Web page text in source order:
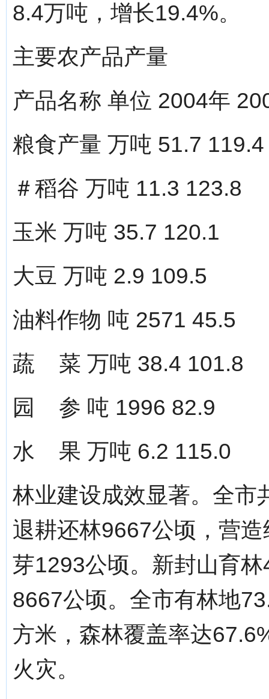
8.4万吨，增长19.4%。
主要农产品产量
产品名称 单位 2004年
粮食产量 万吨 51.7 119.4
＃稻谷 万吨 11.3 123.8
玉米 万吨 35.7 120.1
大豆 万吨 2.9 109.5
油料作物 吨 2571 45.5
蔬 菜 万吨 38.4 101.8
园 参 吨 1996 82.9
水 果 万吨 6.2 115.0
林业建设成效显著。全市
退耕还林9667公顷，营
芽1293公顷。新封山育
8667公顷。全市有林地
方米，森林覆盖率达
火灾。